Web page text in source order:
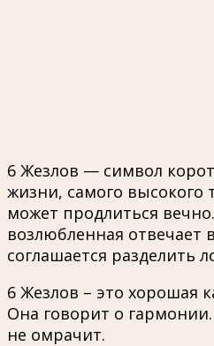
6 Жезлов — символ
жизни, самого высокого
может продлиться
возлюбленная отвечает
соглашается разделить
6 Жезлов – это хорошая
Она говорит о
не омрачит.